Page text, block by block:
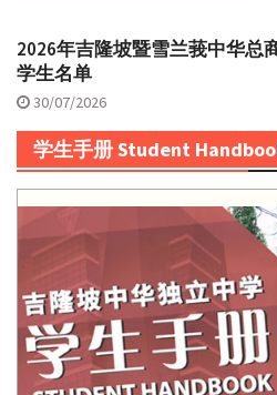
2026年吉隆坡暨雪兰莪中华总
学生名单
30/07/2026
学生手册 Student